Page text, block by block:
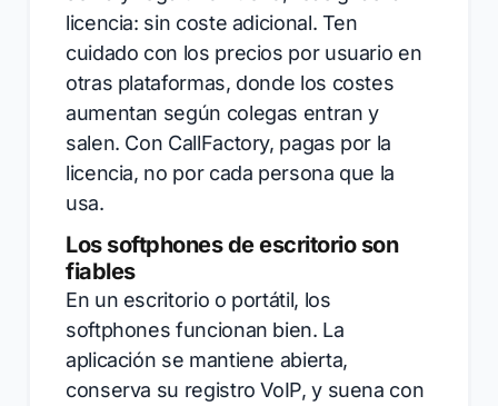
licencia: sin coste adicional. Ten
cuidado con los precios por usuario en
otras plataformas, donde los costes
aumentan según colegas entran y
salen. Con CallFactory, pagas por la
licencia, no por cada persona que la
usa.
Los softphones de escritorio son
fiables
En un escritorio o portátil, los
softphones funcionan bien. La
aplicación se mantiene abierta,
conserva su registro VoIP, y suena con